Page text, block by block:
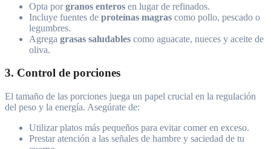
Opta porgranos enteros en lugar de refinados.
Incluye fuentes de proteínas magras como pollo, pescado o
legumbres.
Agrega grasas saludables como aguacate, nueces y aceite de
oliva.
3. Control de porciones
El tamaño de las porciones juega un papel crucial en la regulación
del peso y la energía. Asegúrate de:
Utilizar platos más pequeños para evitar comer en exceso.
Prestar atención a las señales de hambre y saciedad de tu